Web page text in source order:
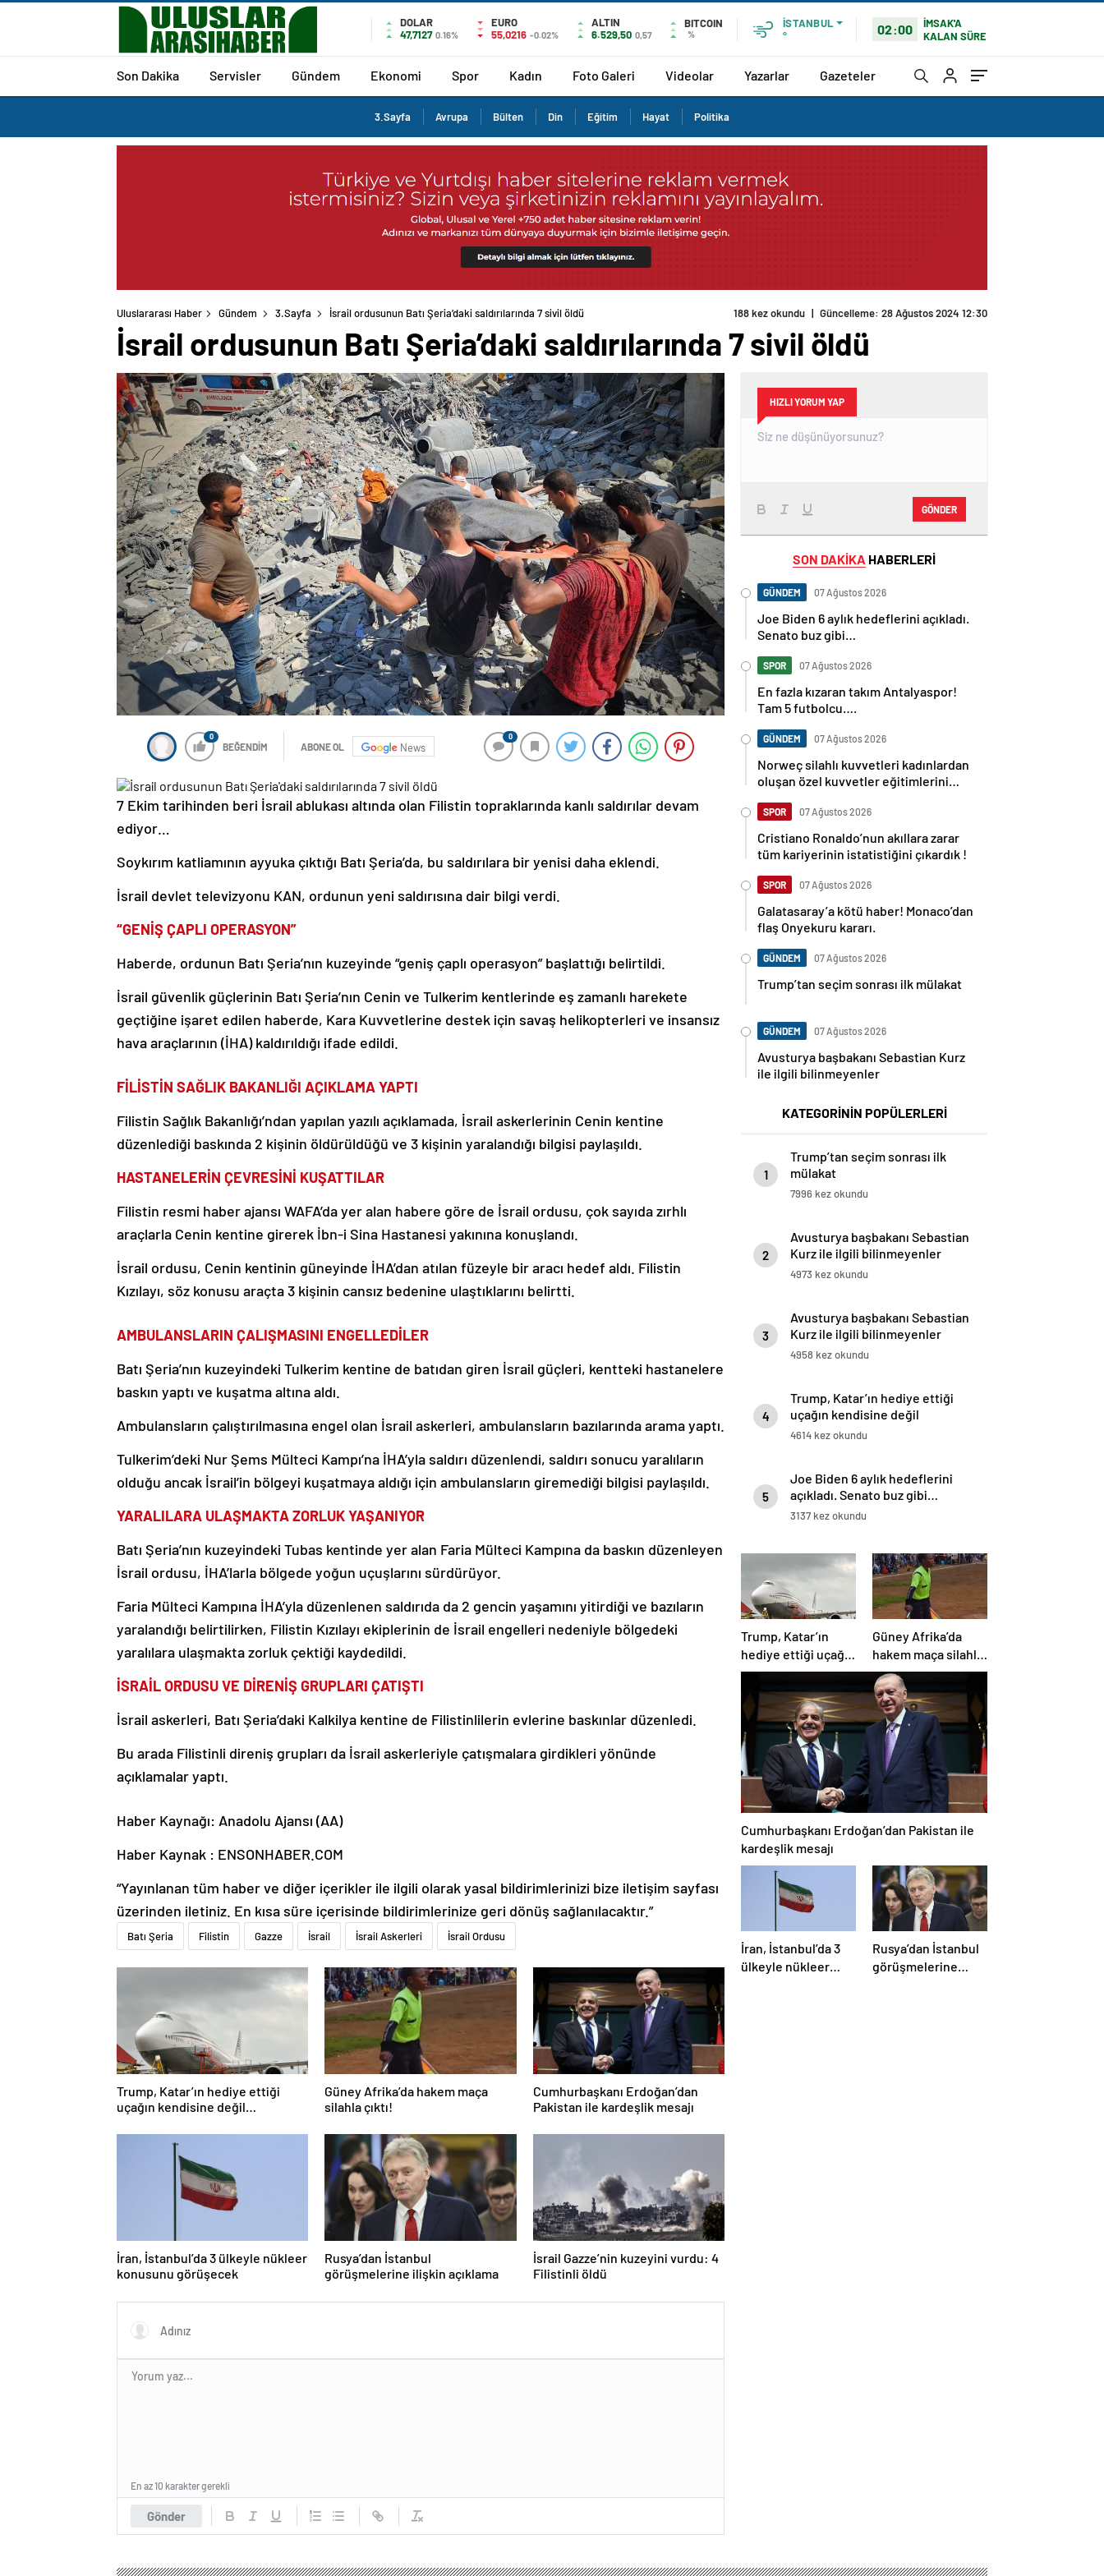
DOLAR
47,7127 0.16%
EURO
55,0216 -0.02%
ALTIN
6.529,50 0,57
BITCOIN
%
İSTANBUL
°
02:00
İMSAK'A
KALAN SÜRE
Son Dakika Servisler Gündem Ekonomi Spor Kadın Foto Galeri Videolar Yazarlar Gazeteler
3.Sayfa Avrupa Bülten Din Eğitim Hayat Politika
Uluslararası Haber Gündem 3.Sayfa İsrail ordusunun Batı Şeria’daki saldırılarında 7 sivil öldü 188 kez okundu | Güncelleme: 28 Ağustos 2024 12:30
İsrail ordusunun Batı Şeria’daki saldırılarında 7 sivil öldü
0
BEĞENDİM ABONE OL News
0
7 Ekim tarihinden beri İsrail ablukası altında olan Filistin topraklarında kanlı saldırılar devam
ediyor…
Soykırım katliamının ayyuka çıktığı Batı Şeria’da, bu saldırılara bir yenisi daha eklendi.
İsrail devlet televizyonu KAN, ordunun yeni saldırısına dair bilgi verdi.
“GENİŞ ÇAPLI OPERASYON”
Haberde, ordunun Batı Şeria’nın kuzeyinde “geniş çaplı operasyon” başlattığı belirtildi.
İsrail güvenlik güçlerinin Batı Şeria’nın Cenin ve Tulkerim kentlerinde eş zamanlı harekete
geçtiğine işaret edilen haberde, Kara Kuvvetlerine destek için savaş helikopterleri ve insansız
hava araçlarının (İHA) kaldırıldığı ifade edildi.
FİLİSTİN SAĞLIK BAKANLIĞI AÇIKLAMA YAPTI
Filistin Sağlık Bakanlığı’ndan yapılan yazılı açıklamada, İsrail askerlerinin Cenin kentine
düzenlediği baskında 2 kişinin öldürüldüğü ve 3 kişinin yaralandığı bilgisi paylaşıldı.
HASTANELERİN ÇEVRESİNİ KUŞATTILAR
Filistin resmi haber ajansı WAFA’da yer alan habere göre de İsrail ordusu, çok sayıda zırhlı
araçlarla Cenin kentine girerek İbn-i Sina Hastanesi yakınına konuşlandı.
İsrail ordusu, Cenin kentinin güneyinde İHA’dan atılan füzeyle bir aracı hedef aldı. Filistin
Kızılayı, söz konusu araçta 3 kişinin cansız bedenine ulaştıklarını belirtti.
AMBULANSLARIN ÇALIŞMASINI ENGELLEDİLER
Batı Şeria’nın kuzeyindeki Tulkerim kentine de batıdan giren İsrail güçleri, kentteki hastanelere
baskın yaptı ve kuşatma altına aldı.
Ambulansların çalıştırılmasına engel olan İsrail askerleri, ambulansların bazılarında arama yaptı.
Tulkerim’deki Nur Şems Mülteci Kampı’na İHA’yla saldırı düzenlendi, saldırı sonucu yaralıların
olduğu ancak İsrail’in bölgeyi kuşatmaya aldığı için ambulansların giremediği bilgisi paylaşıldı.
YARALILARA ULAŞMAKTA ZORLUK YAŞANIYOR
Batı Şeria’nın kuzeyindeki Tubas kentinde yer alan Faria Mülteci Kampına da baskın düzenleyen
İsrail ordusu, İHA’larla bölgede yoğun uçuşlarını sürdürüyor.
Faria Mülteci Kampına İHA’yla düzenlenen saldırıda da 2 gencin yaşamını yitirdiği ve bazıların
yaralandığı belirtilirken, Filistin Kızılayı ekiplerinin de İsrail engelleri nedeniyle bölgedeki
yaralılara ulaşmakta zorluk çektiği kaydedildi.
İSRAİL ORDUSU VE DİRENİŞ GRUPLARI ÇATIŞTI
İsrail askerleri, Batı Şeria’daki Kalkilya kentine de Filistinlilerin evlerine baskınlar düzenledi.
Bu arada Filistinli direniş grupları da İsrail askerleriyle çatışmalara girdikleri yönünde
açıklamalar yaptı.
Haber Kaynağı: Anadolu Ajansı (AA)
Haber Kaynak : ENSONHABER.COM
“Yayınlanan tüm haber ve diğer içerikler ile ilgili olarak yasal bildirimlerinizi bize iletişim sayfası
üzerinden iletiniz. En kısa süre içerisinde bildirimlerinize geri dönüş sağlanılacaktır.”
Batı Şeria Filistin Gazze İsrail İsrail Askerleri İsrail Ordusu
Trump, Katar’ın hediye ettiği
uçağın kendisine değil
Güney Afrika’da hakem maça
silahla çıktı!
Cumhurbaşkanı Erdoğan’dan
Pakistan ile kardeşlik mesajı
İran, İstanbul’da 3 ülkeyle nükleer
konusunu görüşecek
Rusya’dan İstanbul
görüşmelerine ilişkin açıklama
İsrail Gazze’nin kuzeyini vurdu: 4
Filistinli öldü
Gönder
En az 10 karakter gerekli
HIZLI YORUM YAP
GÖNDER
SON DAKİKA HABERLERİ
GÜNDEM 07 Ağustos 2026
Joe Biden 6 aylık hedeflerini açıkladı.
Senato buz gibi…
SPOR 07 Ağustos 2026
En fazla kızaran takım Antalyaspor!
Tam 5 futbolcu….
GÜNDEM 07 Ağustos 2026
Norweç silahlı kuvvetleri kadınlardan
oluşan özel kuvvetler eğitimlerini
SPOR 07 Ağustos 2026
Cristiano Ronaldo’nun akıllara zarar
tüm kariyerinin istatistiğini çıkardık !
SPOR 07 Ağustos 2026
Galatasaray’a kötü haber! Monaco’dan
flaş Onyekuru kararı.
GÜNDEM 07 Ağustos 2026
Trump’tan seçim sonrası ilk mülakat
GÜNDEM 07 Ağustos 2026
Avusturya başbakanı Sebastian Kurz
ile ilgili bilinmeyenler
KATEGORİNİN POPÜLERLERİ
1
Trump’tan seçim sonrası ilk
mülakat
7996 kez okundu
2
Avusturya başbakanı Sebastian
Kurz ile ilgili bilinmeyenler
4973 kez okundu
3
Avusturya başbakanı Sebastian
Kurz ile ilgili bilinmeyenler
4958 kez okundu
4
Trump, Katar’ın hediye ettiği
uçağın kendisine değil
Pentagon’a verileceğini açıkladı
4614 kez okundu
5
Joe Biden 6 aylık hedeflerini
açıkladı. Senato buz gibi…
3137 kez okundu
Trump, Katar’ın
hediye ettiği uçağın
kendisine değil
Pentagon’a
verileceğini açıkladı
Güney Afrika’da
hakem maça silahla
çıktı!
Cumhurbaşkanı Erdoğan’dan Pakistan ile
kardeşlik mesajı
İran, İstanbul’da 3
ülkeyle nükleer
Rusya’dan İstanbul
görüşmelerine